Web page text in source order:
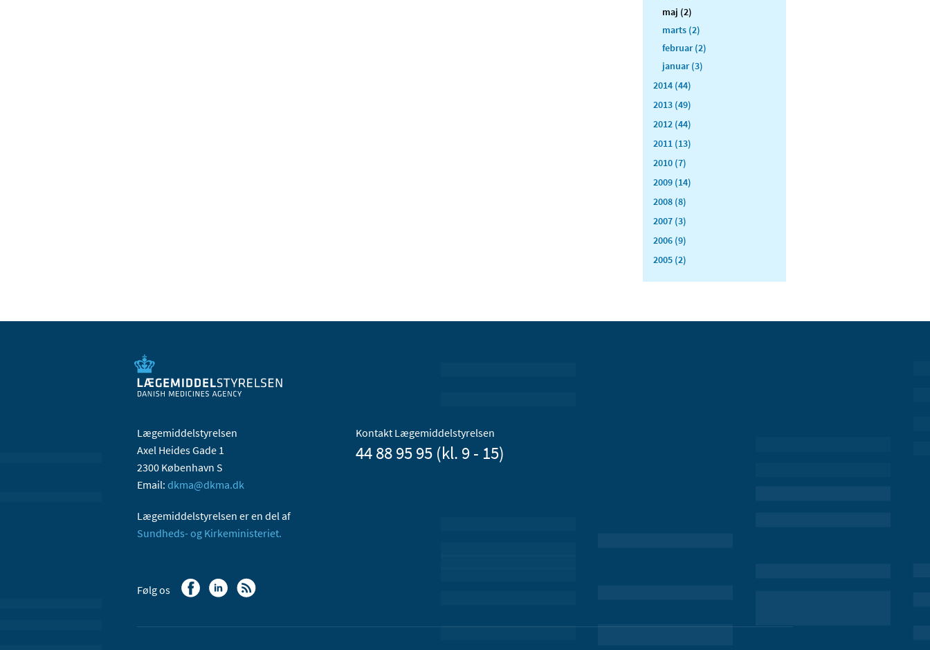
maj (2)
marts (2)
februar (2)
januar (3)
2014 (44)
2013 (49)
2012 (44)
2011 (13)
2010 (7)
2009 (14)
2008 (8)
2007 (3)
2006 (9)
2005 (2)
Lægemiddelstyrelsen
Axel Heides Gade 1
2300 København S
Email: dkma@dkma.dk
Lægemiddelstyrelsen er en del af
Sundheds- og Kirkeministeriet.
Kontakt Lægemiddelstyrelsen
44 88 95 95 (kl. 9 - 15)
Følg os